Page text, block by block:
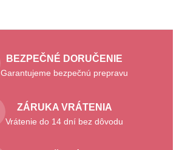
BEZPEČNÉ DORUČENIE
Garantujeme bezpečnú prepravu
ZÁRUKA VRÁTENIA
Vrátenie do 14 dní bez dôvodu